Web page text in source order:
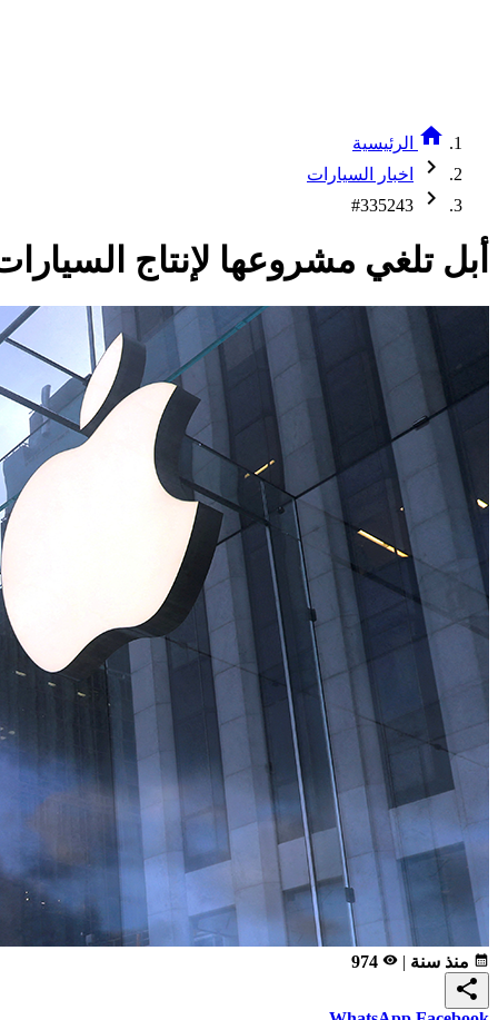
home الرئيسية
chevron_right اخبار السيارات
chevron_right
#335243
أبل تلغي مشروعها لإنتاج
calendar_month منذ سنة |
remove_red_eye
share